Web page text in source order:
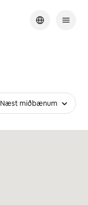
Næst miðbænum